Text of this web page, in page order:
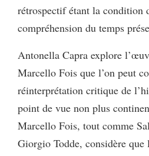
rétrospectif étant la condition
compréhension du temps
Antonella Capra explore
Marcello Fois que l’on peut
réinterprétation critique de
point de vue non plus
Marcello Fois, tout comme
Giorgio Todde, considère que